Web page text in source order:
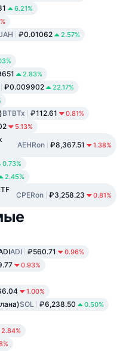
6.21%
₽0.01062 2.57%
2.83%
₽0.009902 22.17%
BTBTx ₽112.61 0.81%
5.13%
AEHRon ₽8,367.51 1.38%
0.73%
2.45%
CPERon ₽3,258.23 0.81%
ADI ₽560.71 0.96%
0.93%
1.00%
SOL ₽6,238.50 0.50%
2.84%